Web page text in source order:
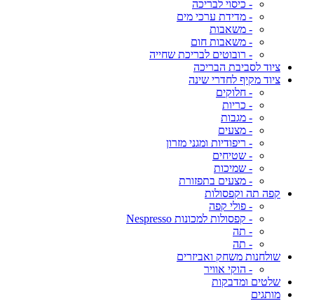
- כיסוי לבריכה
- מדידת ערכי מים
- משאבות
- משאבות חום
- רובוטים לבריכת שחייה
ציוד לסביבת הבריכה
ציוד מקיף לחדרי שינה
- חלוקים
- כריות
- מגבות
- מצעים
- ריפודיות ומגני מזרון
- שטיחים
- שמיכות
- מצעים בתפזורת
קפה תה וקפסולות
- פולי קפה
- קפסולות למכונות Nespresso
- תה
- תה
שולחנות משחק ואביזרים
- הוקי אוויר
שלטים ומדבקות
מותגים